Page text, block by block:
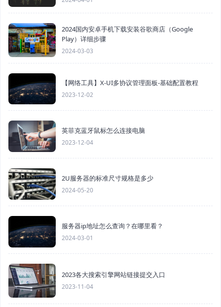
2024国内安卓手机下载安装谷歌商店（Google
Play）详细步骤
2024-03-03
【网络工具】X-UI多协议管理面板-基础配置教程
2023-12-02
英菲克蓝牙鼠标怎么连接电脑
2023-12-04
2U服务器的标准尺寸规格是多少
2024-05-20
服务器ip地址怎么查询？在哪里看？
2024-03-01
2023各大搜索引擎网站链接提交入口
2023-11-04